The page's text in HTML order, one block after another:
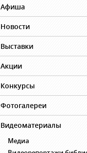
Афиша
Новости
Выставки
Акции
Конкурсы
Фотогалереи
Видеоматериалы
Медиа